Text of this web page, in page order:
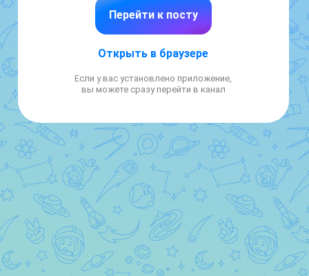
Перейти к посту
Открыть в браузере
Если у вас установлено приложение,
вы можете сразу перейти в канал